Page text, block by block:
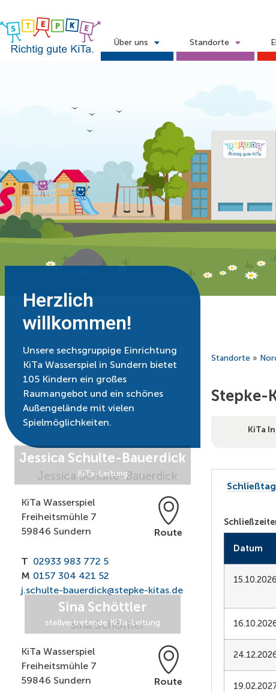
Über uns Standorte
Herzlich
willkommen!
Unsere sechsgruppige Einrichtung
KiTa Wasserspiel in Sundern bietet
105 Kindern ein großes
Raumangebot und ein schönes
Außengelände mit vielen
Spielmöglichkeiten.
Standorte »
Stepke-
KiTa
Jessica Schulte-Bauerdick
KiTa-Leitung
KiTa Wasserspiel
Freiheitsmühle 7
59846 Sundern
Route
T 02933 983 772 5
M 0157 304 421 52
j.schulte-bauerdick@stepke-kitas.de
Sina Schöttler
stellvertretende KiTa-Leitung
KiTa Wasserspiel
Freiheitsmühle 7
59846 Sundern
Route
Datum
15.10.2026